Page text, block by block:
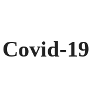
Covid-